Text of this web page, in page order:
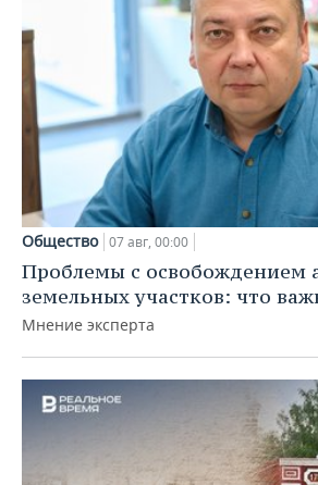
Общество 07 авг, 00:00
Проблемы с освобождением
земельных участков: что
Мнение эксперта